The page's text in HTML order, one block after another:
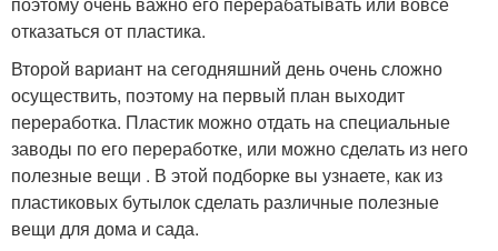
отказаться от пластика.
Второй вариант на сегодняшний день очень сложно
осуществить, поэтому на первый план выходит
переработка. Пластик можно отдать на специальные
заводы по его переработке, или можно сделать из него
полезные вещи . В этой подборке вы узнаете, как из
пластиковых бутылок сделать различные полезные
вещи для дома и сада.